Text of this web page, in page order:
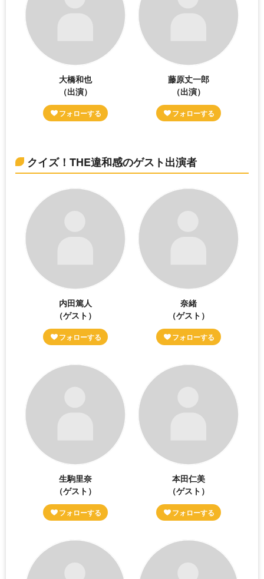
大橋和也
（出演）
藤原丈一郎
（出演）
クイズ！THE違和感のゲスト出演者
内田篤人
（ゲスト）
奈緒
（ゲスト）
生駒里奈
（ゲスト）
本田仁美
（ゲスト）